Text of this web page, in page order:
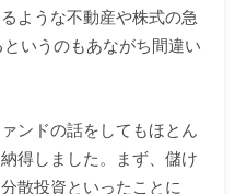
ような不動産や株式の急
いうのもあながち間違い
ンドの話をしてもほとん
得しました。まず、儲け
散投資といったことに